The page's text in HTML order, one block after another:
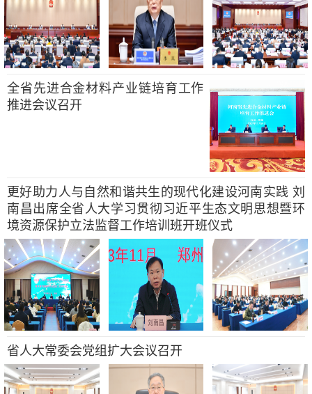
全省先进合金材料产业链培育工作
推进会议召开
更好助力人与自然和谐共生的现代化建设河南实践 刘
南昌出席全省人大学习贯彻习近平生态文明思想暨环
境资源保护立法监督工作培训班开班仪式
省人大常委会党组扩大会议召开